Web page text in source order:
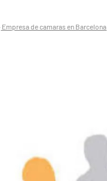
Empresa de camaras en Barcelona